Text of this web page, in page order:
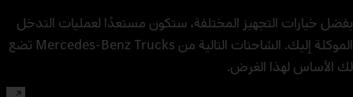
بفضل خيارات التجهيز المختلفة، ستكون مستعدًا لعمليات التدخل
الموكلة إليك. الشاحنات التالية من Mercedes‑Benz Trucks تضع
لك الأساس لهذا الغرض.